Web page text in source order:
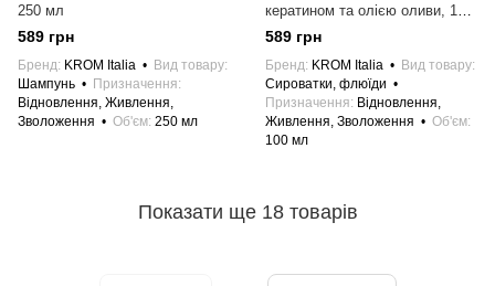
250 мл
589 грн
Бренд KROM Italia
Вид товару
Шампунь
Призначення
Відновлення, Живлення,
Зволоження
Об'єм 250 мл
кератином та олією оливи, 100
мл
589 грн
Бренд KROM Italia
Вид товару
Сироватки, флюїди
Призначення
Відновлення,
Живлення, Зволоження
Об'єм
100 мл
Показати ще 18 товарів